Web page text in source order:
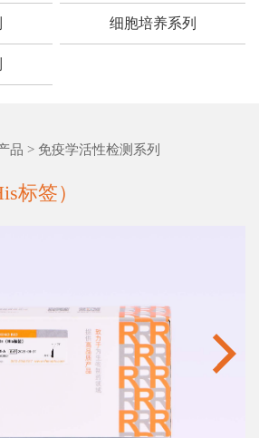
细胞培养系列
品 > 免疫学活性检测系列
标签）